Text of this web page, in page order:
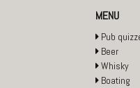
MENU
Pub
Beer
Whisky
Boating